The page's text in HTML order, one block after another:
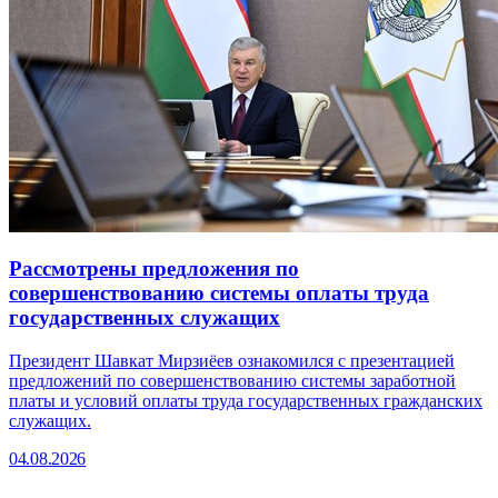
Рассмотрены предложения по
совершенствованию системы оплаты труда
государственных служащих
Президент Шавкат Мирзиёев ознакомился с презентацией
предложений по совершенствованию системы заработной
платы и условий оплаты труда государственных гражданских
служащих.
04.08.2026